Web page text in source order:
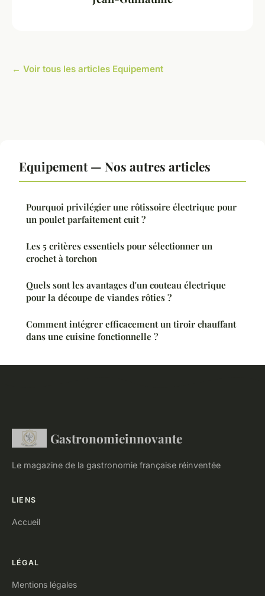
← Voir tous les articles Equipement
Equipement — Nos autres articles
Pourquoi privilégier une rôtissoire électrique pour
un poulet parfaitement cuit ?
Les 5 critères essentiels pour sélectionner un
crochet à torchon
Quels sont les avantages d'un couteau électrique
pour la découpe de viandes rôties ?
Comment intégrer efficacement un tiroir chauffant
dans une cuisine fonctionnelle ?
Gastronomieinnovante
Le magazine de la gastronomie française réinventée
LIENS
Accueil
LÉGAL
Mentions légales